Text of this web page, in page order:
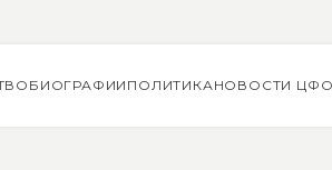
БИОГРАФИИ ПОЛИТИКАНОВОСТИ ЦФО